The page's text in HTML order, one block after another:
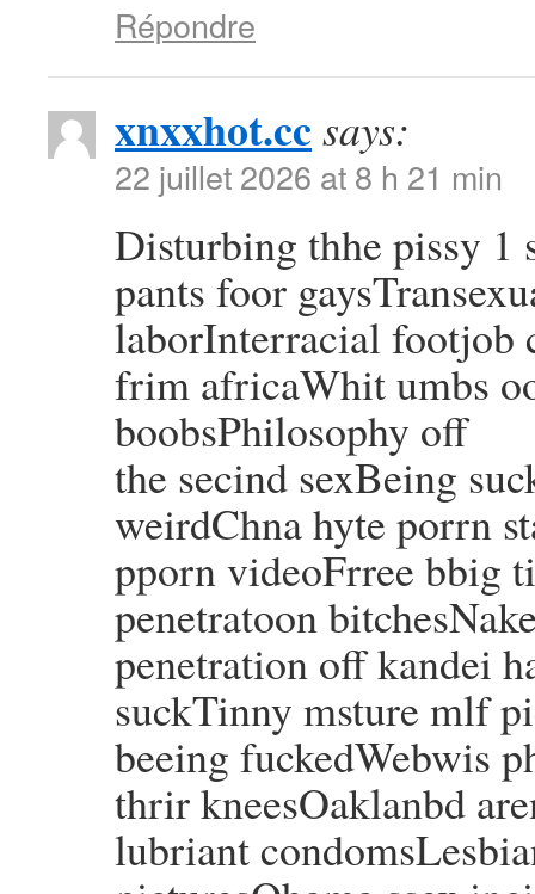
Répondre
xnxxhot.ccsays:
22 juillet 2026 at 8 h 21 min
Disturbing thhe pissy 1
pants foor
laborInterracial footjob
frim africaWhit umbs
boobsPhilosophy off
the secind sexBeing
weirdChna hyte porrn
pporn videoFrree bbig
penetratoon
penetration off kandei
suckTinny msture mlf
beeing fuckedWebwis
thrir kneesOaklanbd
lubriant